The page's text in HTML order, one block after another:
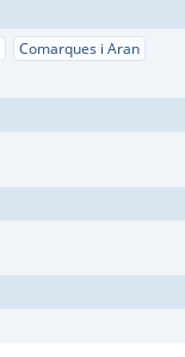
Comarques i Aran